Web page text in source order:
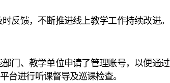
反馈，不断推进线上教学工作持续改进。
门、教学单位申请了管理账号，以便通过
台进行听课督导及巡课检查。